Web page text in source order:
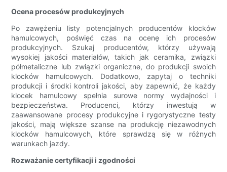
Ocena procesów produkcyjnych
Po zawężeniu listy potencjalnych producentów klocków
hamulcowych, poświęć czas na ocenę ich procesów
produkcyjnych. Szukaj producentów, którzy używają
wysokiej jakości materiałów, takich jak ceramika, związki
półmetaliczne lub związki organiczne, do produkcji swoich
klocków hamulcowych. Dodatkowo, zapytaj o techniki
produkcji i środki kontroli jakości, aby zapewnić, że każdy
klocek hamulcowy spełnia surowe normy wydajności i
bezpieczeństwa. Producenci, którzy inwestują w
zaawansowane procesy produkcyjne i rygorystyczne testy
jakości, mają większe szanse na produkcję niezawodnych
klocków hamulcowych, które sprawdzą się w różnych
warunkach jazdy.
Rozważanie certyfikacji i zgodności